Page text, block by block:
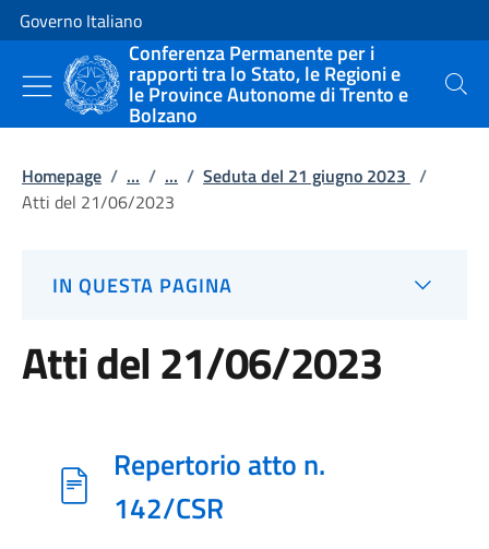
Vai al contenuto
Vai alla navigazione del sito
Governo Italiano
Conferenza Permanente per i
rapporti tra lo Stato, le Regioni e
le Province Autonome di Trento e
Bolzano
Cerca
Homepage / ... / ... / Seduta del 21 giugno 2023 /
Atti del 21/06/2023
IN QUESTA PAGINA
Atti del 21/06/2023
Repertorio atto n.
142/CSR